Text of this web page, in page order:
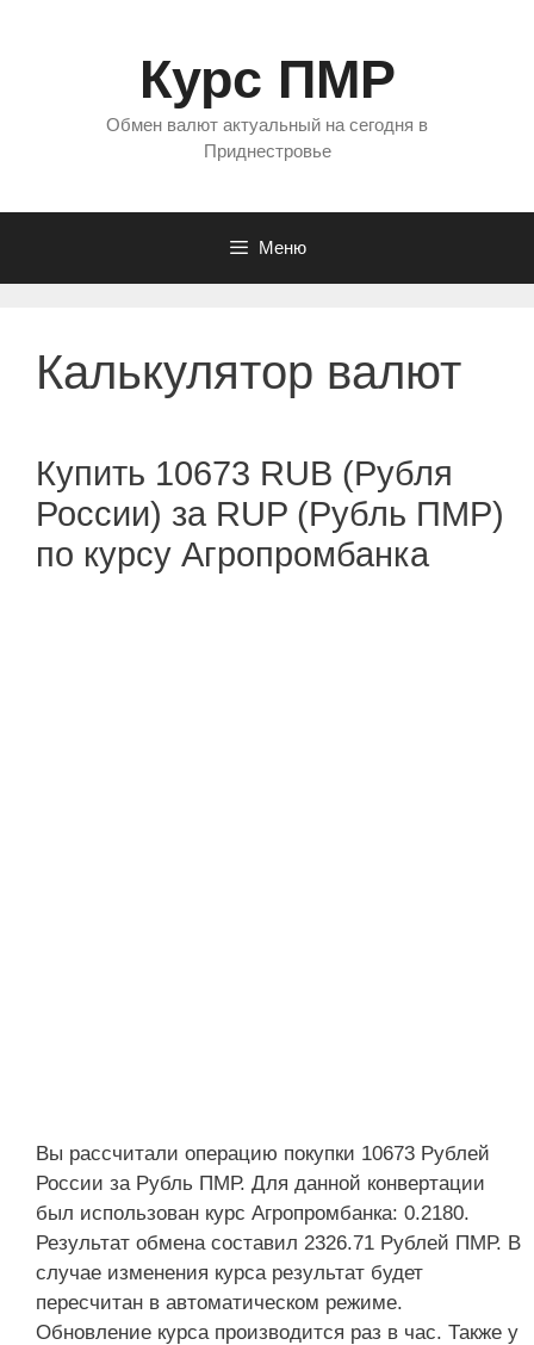
Курс ПМР
Обмен валют актуальный на сегодня в
Приднестровье
Меню
Калькулятор валют
Купить 10673 RUB (Рубля
России) за RUP (Рубль ПМР)
по курсу Агропромбанка
Вы рассчитали операцию покупки 10673 Рублей
России за Рубль ПМР. Для данной конвертации
был использован курс Агропромбанка: 0.2180.
Результат обмена составил 2326.71 Рублей ПМР. В
случае изменения курса результат будет
пересчитан в автоматическом режиме.
Обновление курса производится раз в час. Также у